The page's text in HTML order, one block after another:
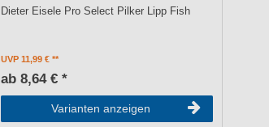
Dieter Eisele Pro Select Pilker Lipp Fish
UVP 11,99 €
ab 8,64 € *
Varianten anzeigen